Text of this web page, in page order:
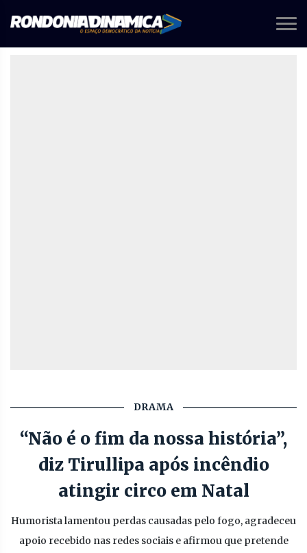
DRAMA
“Não é o fim da nossa história”,
diz Tirullipa após incêndio
atingir circo em Natal
Humorista lamentou perdas causadas pelo fogo, agradeceu
apoio recebido nas redes sociais e afirmou que pretende